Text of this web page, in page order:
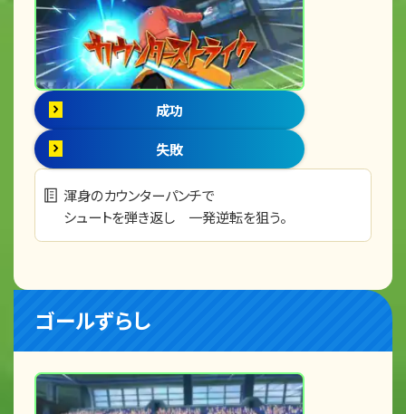
成功
失敗
渾身のカウンターパンチで
シュートを弾き返し 一発逆転を狙う。
ゴールずらし